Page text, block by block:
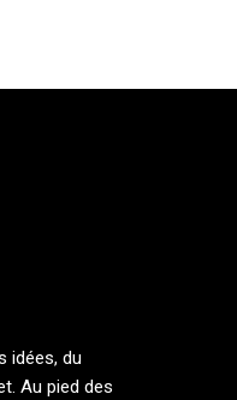
idées, du
Au pied des